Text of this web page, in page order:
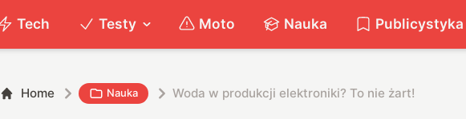
Tech Testy Moto Nauka Publicystyka
Home Nauka Woda w produkcji elektroniki? To nie żart!